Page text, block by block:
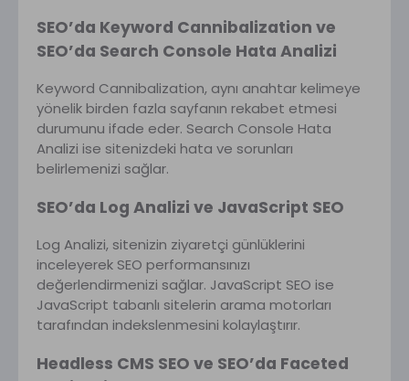
SEO’da Keyword Cannibalization ve
SEO’da Search Console Hata Analizi
Keyword Cannibalization, aynı anahtar kelimeye
yönelik birden fazla sayfanın rekabet etmesi
durumunu ifade eder. Search Console Hata
Analizi ise sitenizdeki hata ve sorunları
belirlemenizi sağlar.
SEO’da Log Analizi ve JavaScript SEO
Log Analizi, sitenizin ziyaretçi günlüklerini
inceleyerek SEO performansınızı
değerlendirmenizi sağlar. JavaScript SEO ise
JavaScript tabanlı sitelerin arama motorları
tarafından indekslenmesini kolaylaştırır.
Headless CMS SEO ve SEO’da Faceted